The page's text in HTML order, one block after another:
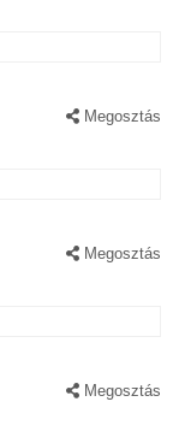
Megosztás
Megosztás
Megosztás